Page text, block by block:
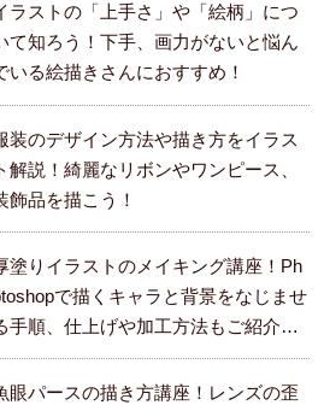
ラストの「上手さ」や「絵柄」につ
て知ろう！下手、画力がないと悩ん
いる絵描きさんにおすすめ！
装のデザイン方法や描き方をイラス
解説！綺麗なリボンやワンピース、
飾品を描こう！
塗りイラストのメイキング講座！Ph
で描くキャラと背景をなじませ
手順、仕上げや加工方法もご紹介し
す。
眼パースの描き方講座！レンズの歪